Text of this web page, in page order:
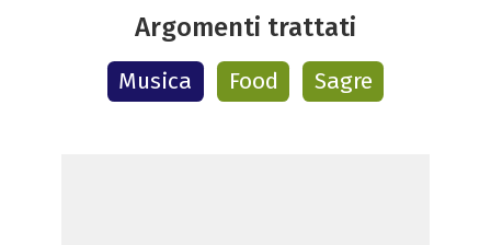
Argomenti trattati
Musica Food Sagre